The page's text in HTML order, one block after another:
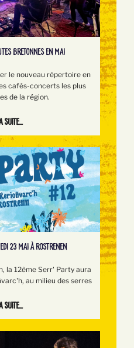
BRETONNES EN MAI
le nouveau répertoire en
cafés-concerts les plus
de la région.
suite...
23 MAI À ROSTRENEN
la 12ème Serr' Party aura
au milieu des serres
suite...